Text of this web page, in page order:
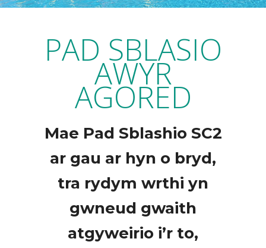
PAD SBLASIO
AWYR
AGORED
Mae Pad Sblashio SC2
ar gau ar hyn o bryd,
tra rydym wrthi yn
gwneud gwaith
atgyweirio i’r to,